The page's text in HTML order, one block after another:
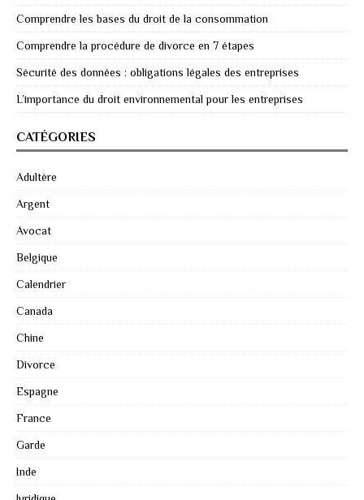
Comprendre les bases du droit de la consommation
Comprendre la procédure de divorce en 7 étapes
Sécurité des données : obligations légales des entreprises
L’importance du droit environnemental pour les entreprises
CATÉGORIES
Adultère
Argent
Avocat
Belgique
Calendrier
Canada
Chine
Divorce
Espagne
France
Garde
Inde